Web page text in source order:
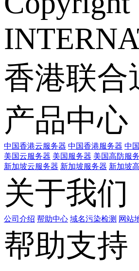
香港联合
产品中心
中国香港云服务器 中国香港服务器 中
美国云服务器 美国服务器 美国高防服
新加坡云服务器 新加坡服务器 新加坡
关于我们
公司介绍 帮助中心 域名污染检测 网站
帮助支持